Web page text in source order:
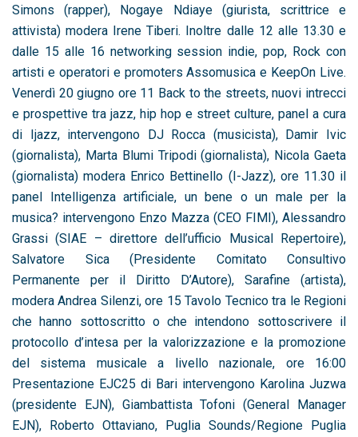
Simons (rapper), Nogaye Ndiaye (giurista, scrittrice e
attivista) modera Irene Tiberi. Inoltre dalle 12 alle 13.30 e
dalle 15 alle 16 networking session indie, pop, Rock con
artisti e operatori e promoters Assomusica e KeepOn Live.
Venerdì 20 giugno ore 11 Back to the streets, nuovi intrecci
e prospettive tra jazz, hip hop e street culture, panel a cura
di Ijazz, intervengono DJ Rocca (musicista), Damir Ivic
(giornalista), Marta Blumi Tripodi (giornalista), Nicola Gaeta
(giornalista) modera Enrico Bettinello (I-Jazz), ore 11.30 il
panel Intelligenza artificiale, un bene o un male per la
musica? intervengono Enzo Mazza (CEO FIMI), Alessandro
Grassi (SIAE – direttore dell’ufficio Musical Repertoire),
Salvatore Sica (Presidente Comitato Consultivo
Permanente per il Diritto D’Autore), Sarafine (artista),
modera Andrea Silenzi, ore 15 Tavolo Tecnico tra le Regioni
che hanno sottoscritto o che intendono sottoscrivere il
protocollo d’intesa per la valorizzazione e la promozione
del sistema musicale a livello nazionale, ore 16:00
Presentazione EJC25 di Bari intervengono Karolina Juzwa
(presidente EJN), Giambattista Tofoni (General Manager
EJN), Roberto Ottaviano, Puglia Sounds/Regione Puglia